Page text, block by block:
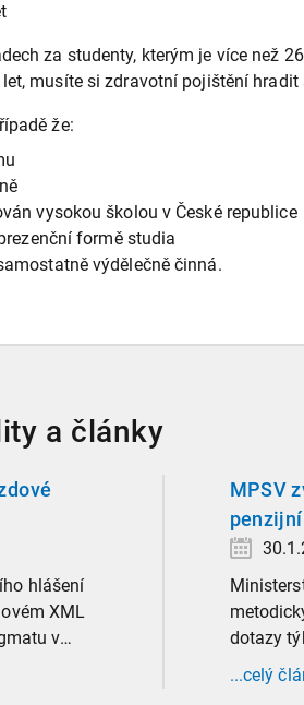
za studenty, kterým je více než
musíte si zdravotní pojištění hradit
že:
vysokou školou v České republice
formě studia
výdělečně činná.
a články
hlášení
XML
v
sociální
jednoho
MPSV
dotazy
ledna
...celý